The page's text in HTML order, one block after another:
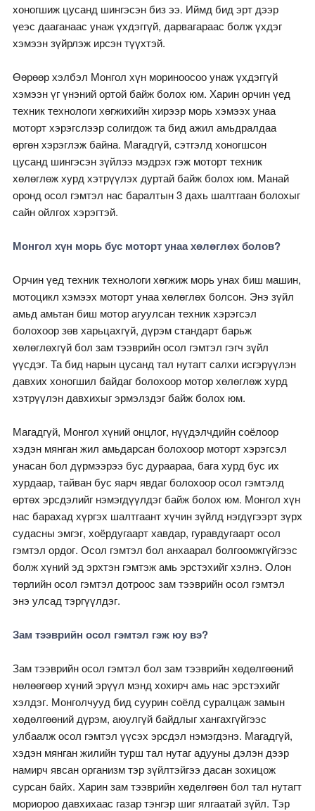
хоногшиж цусанд шингэсэн биз ээ. Иймд бид эрт дээр
үеэс дааганаас унаж үхдэггүй, дарвагараас болж үхдэг
хэмээн зүйрлэж ирсэн түүхтэй.
Өөрөөр хэлбэл Монгол хүн мориноосоо унаж үхдэггүй
хэмээн үг үнэний ортой байж болох юм. Харин орчин үед
техник технологи хөгжихийн хирээр морь хэмээх унаа
моторт хэрэгслээр солигдож та бид ажил амьдралдаа
өргөн хэрэглэж байна. Магадгүй, сэтгэлд хоногшсон
цусанд шингэсэн зүйлээ мэдрэх гэж моторт техник
хөлөглөж хурд хэтрүүлэх дуртай байж болох юм. Манай
оронд осол гэмтэл нас баралтын 3 дахь шалтгаан болохыг
сайн ойлгох хэрэгтэй.
Монгол хүн морь бус моторт унаа хөлөглөх болов?
Орчин үед техник технологи хөгжиж морь унах биш машин,
мотоцикл хэмээх моторт унаа хөлөглөх болсон. Энэ зүйл
амьд амьтан биш мотор агуулсан техник хэрэгсэл
болохоор зөв харьцахгүй, дүрэм стандарт барьж
хөлөглөхгүй бол зам тээврийн осол гэмтэл гэгч зүйл
үүсдэг. Та бид нарын цусанд тал нутагт салхи исгэрүүлэн
давхих хоногшил байдаг болохоор мотор хөлөглөж хурд
хэтрүүлэн давхихыг эрмэлздэг байж болох юм.
Магадгүй, Монгол хүний онцлог, нүүдэлчдийн соёлоор
хэдэн мянган жил амьдарсан болохоор моторт хэрэгсэл
унасан бол дүрмээрээ бус дураараа, бага хурд бус их
хурдаар, тайван бус яарч явдаг болохоор осол гэмтэлд
өртөх эрсдэлийг нэмэгдүүлдэг байж болох юм. Монгол хүн
нас барахад хүргэх шалтгаант хүчин зүйлд нэгдүгээрт зүрх
судасны эмгэг, хоёрдугаарт хавдар, гуравдугаарт осол
гэмтэл ордог. Осол гэмтэл бол анхаарал болгоомжгүйгээс
болж хүний эд эрхтэн гэмтэж амь эрстэхийг хэлнэ. Олон
төрлийн осол гэмтэл дотроос зам тээврийн осол гэмтэл
энэ улсад тэргүүлдэг.
Зам тээврийн осол гэмтэл гэж юу вэ?
Зам тээврийн осол гэмтэл бол зам тээврийн хөдөлгөөний
нөлөөгөөр хүний эрүүл мэнд хохирч амь нас эрстэхийг
хэлдэг. Монголчууд бид суурин соёлд суралцаж замын
хөдөлгөөний дүрэм, аюулгүй байдлыг хангахгүйгээс
улбаалж осол гэмтэл үүсэх эрсдэл нэмэгдэнэ. Магадгүй,
хэдэн мянган жилийн турш тал нутаг адууны дэлэн дээр
намирч явсан организм тэр зүйлтэйгээ дасан зохицож
сурсан байх. Харин зам тээврийн хөдөлгөөн бол тал нутагт
мориороо давхихаас газар тэнгэр шиг ялгаатай зүйл. Тэр